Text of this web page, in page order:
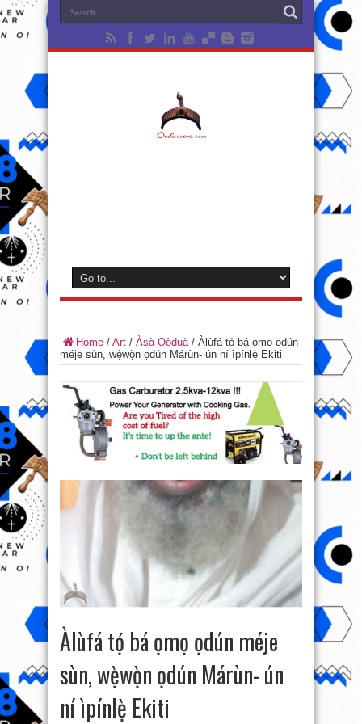
Home / Art / Àṣà Oòduà/ Àlùfá tọ́ bá ọmọ ọdún
méje sùn, wẹ̀wọ̀n ọdún Márùn- ún ní ìpínlẹ̀ Ekiti
Àlùfá tọ́ bá ọmọ ọdún méje
sùn, wẹ̀wọ̀n ọdún Márùn- ún
ní ìpínlẹ̀ Ekiti